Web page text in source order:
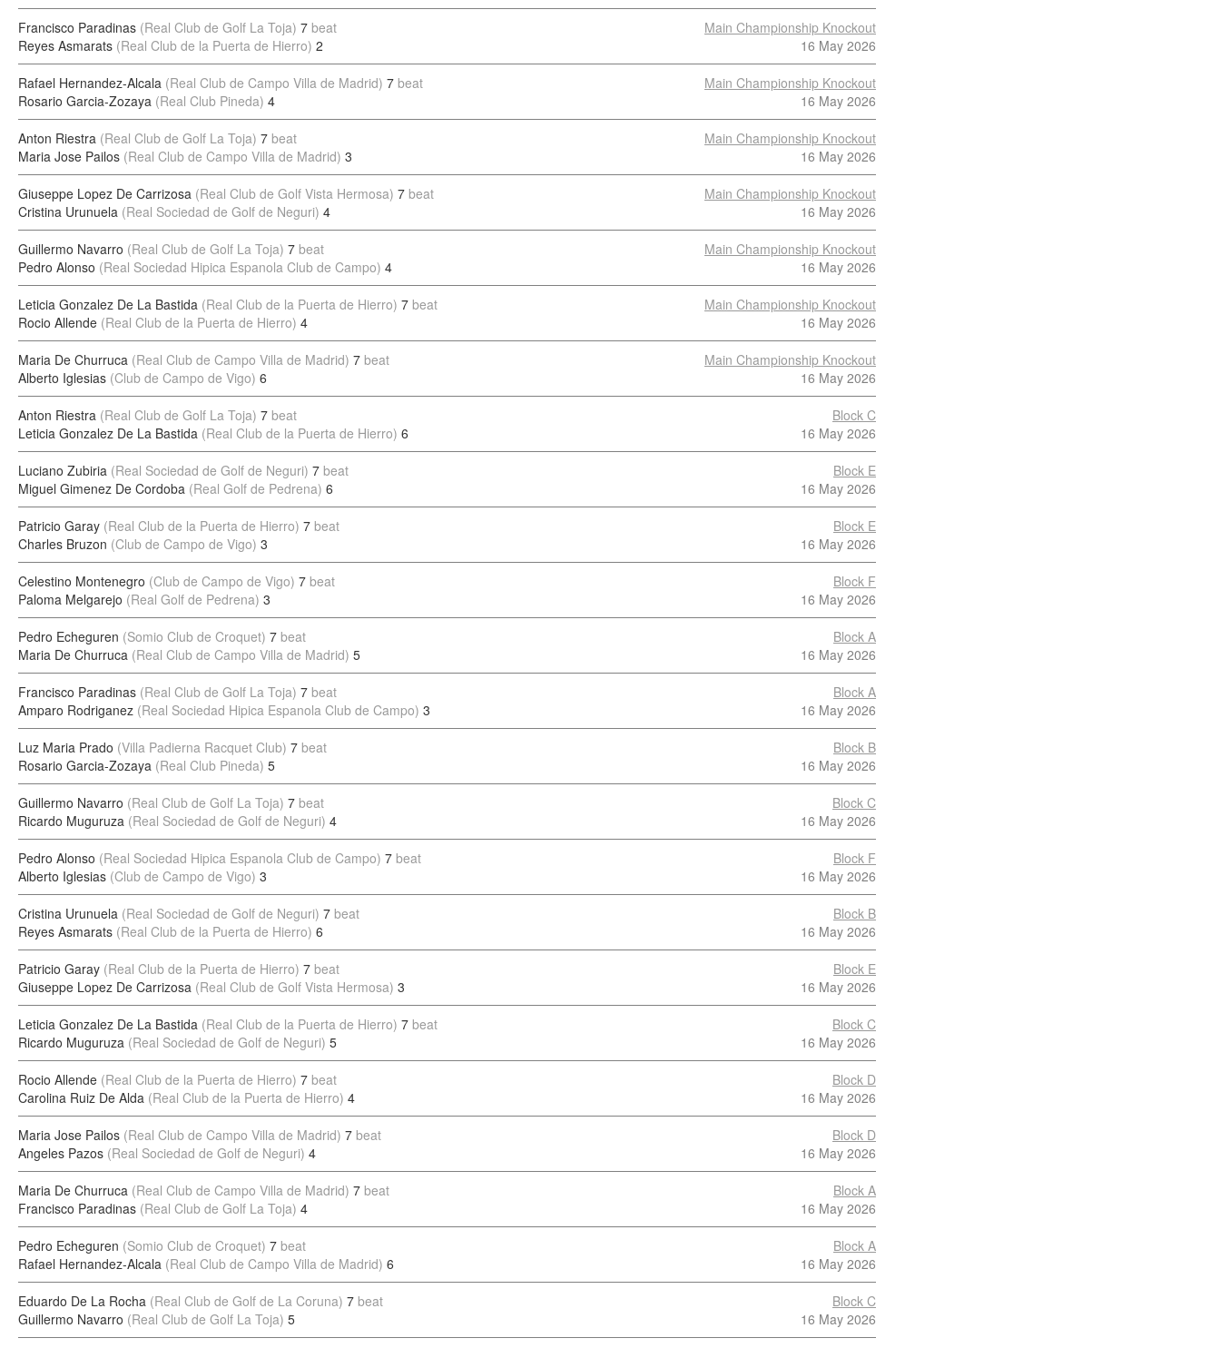
Francisco Paradinas (Real Club de Golf La Toja) 7 beat
Reyes Asmarats (Real Club de la Puerta de Hierro) 2
Main Championship Knockout
16 May 2026
Rafael Hernandez-Alcala (Real Club de Campo Villa de Madrid) 7 beat
Rosario Garcia-Zozaya (Real Club Pineda) 4
Main Championship Knockout
16 May 2026
Anton Riestra (Real Club de Golf La Toja) 7 beat
Maria Jose Pailos (Real Club de Campo Villa de Madrid) 3
Main Championship Knockout
16 May 2026
Giuseppe Lopez De Carrizosa (Real Club de Golf Vista Hermosa) 7 beat
Cristina Urunuela (Real Sociedad de Golf de Neguri) 4
Main Championship Knockout
16 May 2026
Guillermo Navarro (Real Club de Golf La Toja) 7 beat
Pedro Alonso (Real Sociedad Hipica Espanola Club de Campo) 4
Main Championship Knockout
16 May 2026
Leticia Gonzalez De La Bastida (Real Club de la Puerta de Hierro) 7 beat
Rocio Allende (Real Club de la Puerta de Hierro) 4
Main Championship Knockout
16 May 2026
Maria De Churruca (Real Club de Campo Villa de Madrid) 7 beat
Alberto Iglesias (Club de Campo de Vigo) 6
Main Championship Knockout
16 May 2026
Anton Riestra (Real Club de Golf La Toja) 7 beat
Leticia Gonzalez De La Bastida (Real Club de la Puerta de Hierro) 6
Block C
16 May 2026
Luciano Zubiria (Real Sociedad de Golf de Neguri) 7 beat
Miguel Gimenez De Cordoba (Real Golf de Pedrena) 6
Block E
16 May 2026
Patricio Garay (Real Club de la Puerta de Hierro) 7 beat
Charles Bruzon (Club de Campo de Vigo) 3
Block E
16 May 2026
Celestino Montenegro (Club de Campo de Vigo) 7 beat
Paloma Melgarejo (Real Golf de Pedrena) 3
Block F
16 May 2026
Pedro Echeguren (Somio Club de Croquet) 7 beat
Maria De Churruca (Real Club de Campo Villa de Madrid) 5
Block A
16 May 2026
Francisco Paradinas (Real Club de Golf La Toja) 7 beat
Amparo Rodriganez (Real Sociedad Hipica Espanola Club de Campo) 3
Block A
16 May 2026
Luz Maria Prado (Villa Padierna Racquet Club) 7 beat
Rosario Garcia-Zozaya (Real Club Pineda) 5
Block B
16 May 2026
Guillermo Navarro (Real Club de Golf La Toja) 7 beat
Ricardo Muguruza (Real Sociedad de Golf de Neguri) 4
Block C
16 May 2026
Pedro Alonso (Real Sociedad Hipica Espanola Club de Campo) 7 beat
Alberto Iglesias (Club de Campo de Vigo) 3
Block F
16 May 2026
Cristina Urunuela (Real Sociedad de Golf de Neguri) 7 beat
Reyes Asmarats (Real Club de la Puerta de Hierro) 6
Block B
16 May 2026
Patricio Garay (Real Club de la Puerta de Hierro) 7 beat
Giuseppe Lopez De Carrizosa (Real Club de Golf Vista Hermosa) 3
Block E
16 May 2026
Leticia Gonzalez De La Bastida (Real Club de la Puerta de Hierro) 7 beat
Ricardo Muguruza (Real Sociedad de Golf de Neguri) 5
Block C
16 May 2026
Rocio Allende (Real Club de la Puerta de Hierro) 7 beat
Carolina Ruiz De Alda (Real Club de la Puerta de Hierro) 4
Block D
16 May 2026
Maria Jose Pailos (Real Club de Campo Villa de Madrid) 7 beat
Angeles Pazos (Real Sociedad de Golf de Neguri) 4
Block D
16 May 2026
Maria De Churruca (Real Club de Campo Villa de Madrid) 7 beat
Francisco Paradinas (Real Club de Golf La Toja) 4
Block A
16 May 2026
Pedro Echeguren (Somio Club de Croquet) 7 beat
Rafael Hernandez-Alcala (Real Club de Campo Villa de Madrid) 6
Block A
16 May 2026
Eduardo De La Rocha (Real Club de Golf de La Coruna) 7 beat
Guillermo Navarro (Real Club de Golf La Toja) 5
Block C
16 May 2026